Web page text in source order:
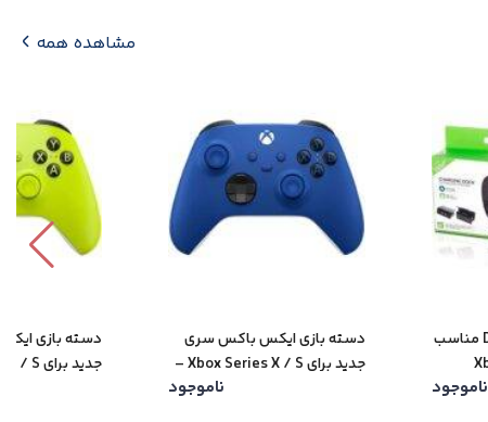
مشاهده همه
پایه شارژر با باتری Dobe مناسب
ناموجود
دسته بازی ایکس باکس سری
جدید برای Xbox Series X / S –
ناموجود
دسته بازی